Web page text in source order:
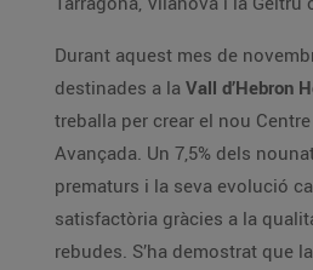
Durant aquest mes de
destinades a la Vall d’Hebron
treballa per crear el nou Centre de Neonatologia
Avançada. Un 7,5% dels nounats de
prematurs i la seva evolució
satisfactòria gràcies a la qualitat de les cures
rebudes. S’ha demostrat que la incorporació dels